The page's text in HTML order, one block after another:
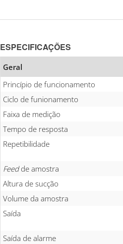
ESPECIFICAÇÕES
Geral
Princípio de funcionamento
Ciclo de funionamento
Faixa de medição
Tempo de resposta
Repetibilidade
Feedde amostra
Altura de sucção
Volume da amostra
Saída
Saída de alarme